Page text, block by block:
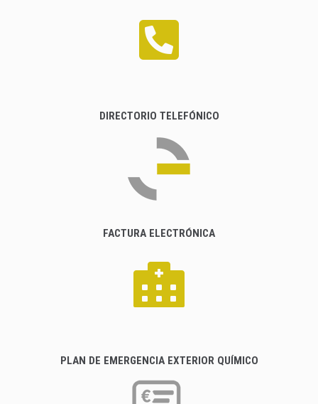
DIRECTORIO TELEFÓNICO
FACTURA ELECTRÓNICA
PLAN DE EMERGENCIA EXTERIOR QUÍMICO